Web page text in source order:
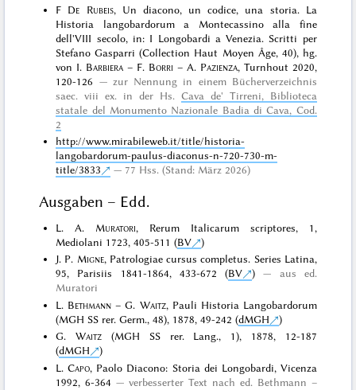
F De Rubeis, Un diacono, un codice, una storia. La
Historia langobardorum a Montecassino alla fine
dell'VIII secolo, in: I Longobardi a Venezia. Scritti per
Stefano Gasparri (Collection Haut Moyen Âge, 40), hg.
von I. Barbiera – F. Borri – A. Pazienza, Turnhout 2020,
120-126
zur Nennung in einem Bücherverzeichnis
saec. viii ex. in der Hs. Cava de' Tirreni, Biblioteca
statale del Monumento Nazionale Badia di Cava, Cod.
2
http://www.mirabileweb.it/title/historia-
langobardorum-paulus-diaconus-n-720-730-m-
title/3833
77 Hss. (Stand: März 2026)
Ausgaben – Edd.
L. A. Muratori, Rerum Italicarum scriptores, 1,
Mediolani 1723, 405-511 (BV
)
J. P. Migne, Patrologiae cursus completus. Series Latina,
95, Parisiis 1841-1864, 433-672 (BV )
aus ed.
Muratori
L. Bethmann – G. Waitz, Pauli Historia Langobardorum
(MGH SS rer. Germ., 48), 1878, 49-242 (dMGH
)
G.Waitz (MGH SS rer. Lang., 1), 1878, 12-187
(dMGH
)
L.Capo, Paolo Diacono: Storia dei Longobardi, Vicenza
1992, 6-364
verbesserter Text nach ed. Bethmann –